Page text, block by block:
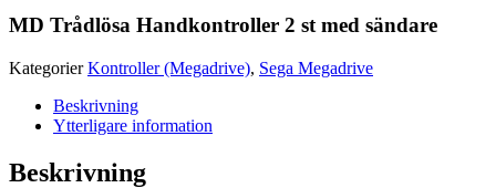
MD Trådlösa Handkontroller 2 st med sändare
Kategorier Kontroller (Megadrive), Sega Megadrive
Beskrivning
Ytterligare information
Beskrivning